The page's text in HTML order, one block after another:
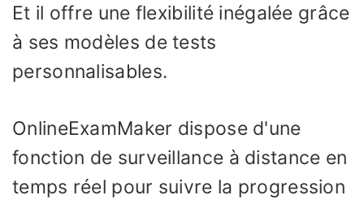
Et il offre une flexibilité inégalée grâce
à ses modèles de tests
personnalisables.
OnlineExamMaker dispose d'une
fonction de surveillance à distance en
temps réel pour suivre la progression